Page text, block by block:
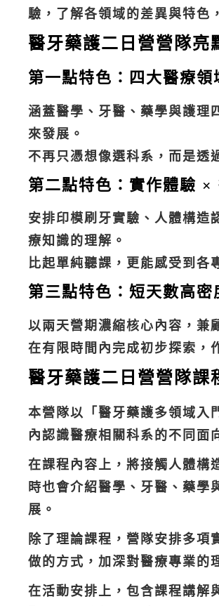
驗，了解各領域的差異與特色
醫牙藥護二日營營隊亮
第一點特色：四大醫療
涵蓋醫學、牙醫、藥學與護理
來發展。
不再只憑想像選科系，而是透
第二點特色：實作體驗 ×
安排印模刷牙實驗、人體構造
療知識的理解。
比起單純聽課，更能感受到各
第三點特色：短天數高
以兩天營期濃縮核心內容，兼
在有限時間內完成初步探索，
醫牙藥護二日營營隊課
本營隊以「醫牙藥護多領域入
內認識醫療相關科系的不同面
在課程內容上，將接觸人體構
時也會介紹醫學、牙醫、藥學
展。
除了理論課程，營隊安排多項
做的方式，加深對醫療專業的
在活動安排上，包含課程講解